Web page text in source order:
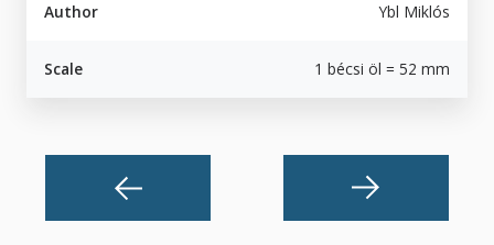
Author Ybl Miklós
Scale 1 bécsi öl = 52 mm